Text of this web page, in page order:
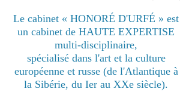
Le cabinet « HONORÉ D'URFÉ » est
un cabinet de HAUTE EXPERTISE
multi-disciplinaire,
spécialisé dans l'art et la culture
européenne et russe (de l'Atlantique à
la Sibérie, du Ier au XXe siècle).